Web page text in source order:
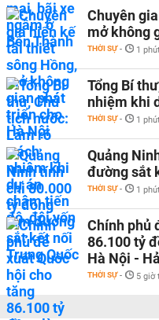
Chuyên
mở không
THỜI SỰ - 1
Tổng Bí
nhiệm khi
THỜI SỰ - 1
Quảng
đường sắt
THỜI SỰ - 1
Chính phủ
86.100 tỷ
Hà Nội -
THỜI SỰ - 5 giờ